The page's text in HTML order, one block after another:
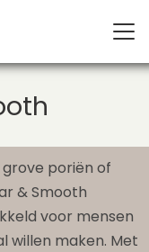
grove poriën of
& Smooth
voor mensen
willen maken. Met